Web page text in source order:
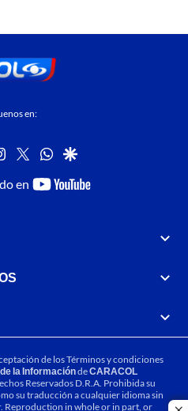
en:
instagram
twitterwhatsapp
google
en
youtube-
de losTérminos y condiciones
la InformacióndeCARACOL
Reservados D.R.A. Prohibida su
su traducción a cualquier idioma sin
Reproduction in whole or in part, or